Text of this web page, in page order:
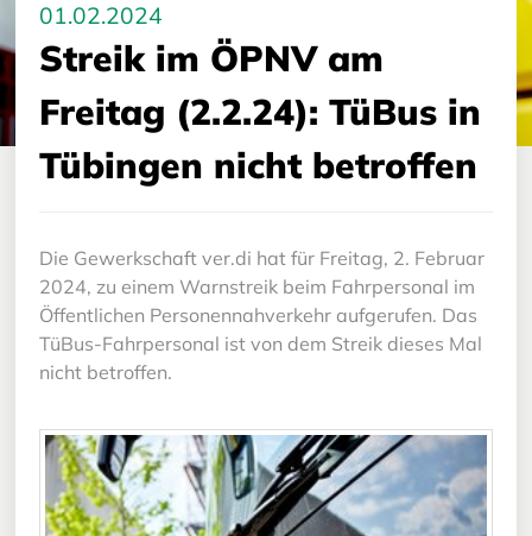
01.02.2024
Streik im ÖPNV am
Freitag (2.2.24): TüBus in
Tübingen nicht betroffen
Die Gewerkschaft ver.di hat für Freitag, 2. Februar
2024, zu einem Warnstreik beim Fahrpersonal im
Öffentlichen Personennahverkehr aufgerufen. Das
TüBus-Fahrpersonal ist von dem Streik dieses Mal
nicht betroffen.